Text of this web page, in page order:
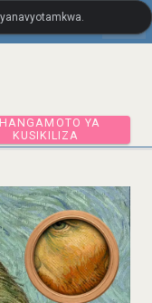
wa Kikorea
CHANGAMOTO YA